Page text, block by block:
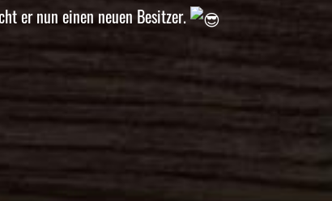
er nun einen neuen Besitzer.